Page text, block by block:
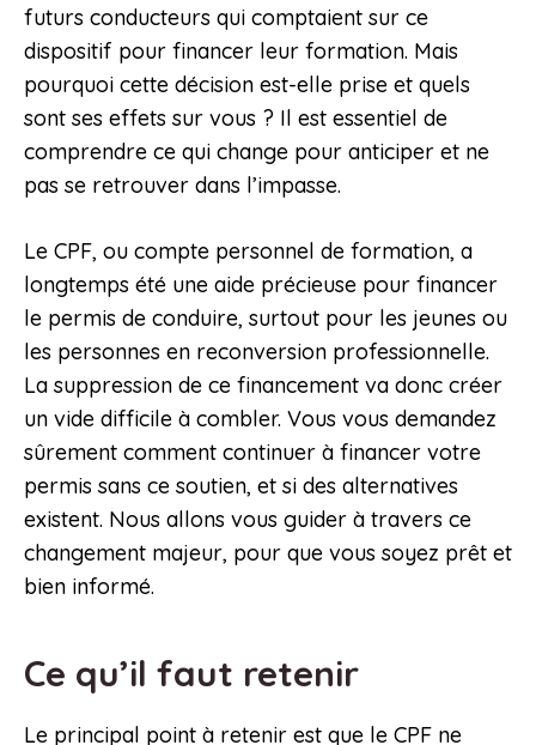
futurs conducteurs qui comptaient sur ce
dispositif pour financer leur formation. Mais
pourquoi cette décision est-elle prise et quels
sont ses effets sur vous ? Il est essentiel de
comprendre ce qui change pour anticiper et ne
pas se retrouver dans l’impasse.
Le CPF, ou compte personnel de formation, a
longtemps été une aide précieuse pour financer
le permis de conduire, surtout pour les jeunes ou
les personnes en reconversion professionnelle.
La suppression de ce financement va donc créer
un vide difficile à combler. Vous vous demandez
sûrement comment continuer à financer votre
permis sans ce soutien, et si des alternatives
existent. Nous allons vous guider à travers ce
changement majeur, pour que vous soyez prêt et
bien informé.
Ce qu’il faut retenir
Le principal point à retenir est que le CPF ne